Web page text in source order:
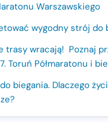
Warszawskiego
wygodny strój do
trasy wracają! Poznaj
Toruń Półmaratonu i
biegania. Dlaczego